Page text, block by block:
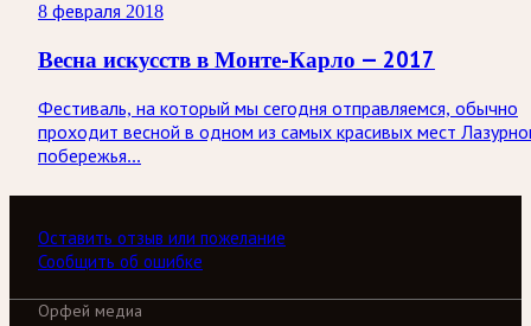
8 февраля 2018
Весна искусств в Монте-Карло — 2017
Фестиваль, на который мы сегодня отправляемся, обычно
проходит весной в одном из самых красивых мест
побережья...
Оставить отзыв или пожелание
Сообщить об ошибке
Орфей медиа